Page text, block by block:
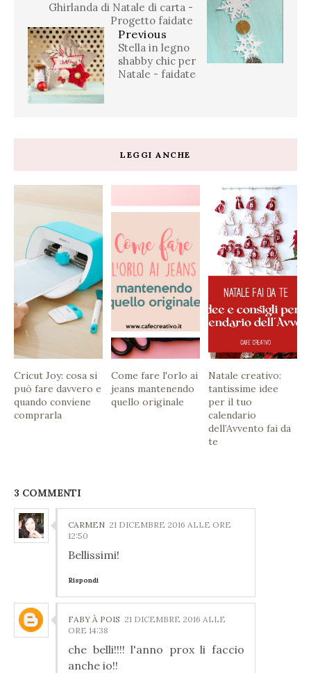
Ghirlanda di Natale di carta -
Progetto faidate
Previous
Stella in legno
shabby chic per
Natale - faidate
LEGGI ANCHE
Cricut Joy: cosa si
può fare davvero e
quando conviene
comprarla
Come fare l'orlo ai
jeans mantenendo
quello originale
Natale creativo:
tantissime idee
per il tuo
calendario
dell’Avvento fai da
te
3 COMMENTI
CARMEN 21 DICEMBRE 2016 ALLE ORE
12:50
Bellissimi!
Rispondi
FABY À POIS 21 DICEMBRE 2016 ALLE
ORE 14:38
che belli!!!! l'anno prox li faccio
anche io!!